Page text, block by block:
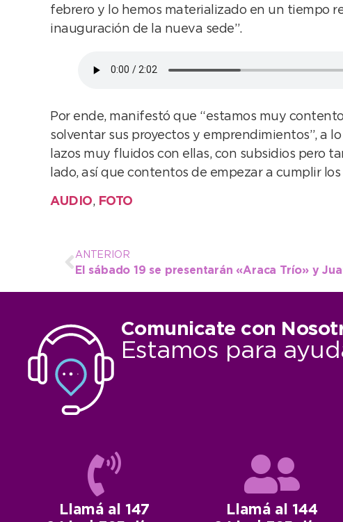
febrero y lo hemos materializado en un tiempo
inauguración de la nueva sede”.
Por ende, manifestó que “estamos muy
solventar sus proyectos y emprendimientos”, a
lazos muy fluidos con ellas, con subsidios pero
lado, así que contentos de empezar a cumplir
AUDIO, FOTO
ANTERIOR
Comunicate con
Estamos para
Llamá al 147
Llamá al 144